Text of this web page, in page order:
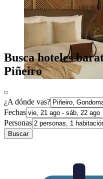
Busca hoteles
Piñeiro
¿A dónde vas?
Fechas
Personas
Buscar